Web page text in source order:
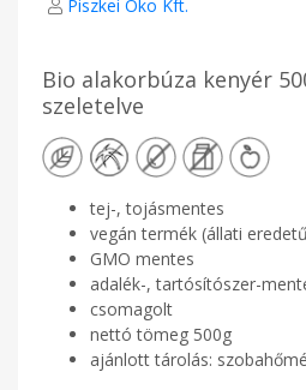
Piszkei Öko Kft.
Bio alakorbúza kenyér
szeletelve
tej-, tojásmentes
vegán termék (állati
GMO mentes
adalék-, tartósítószer-
csomagolt
nettó tömeg 500g
ajánlott tárolás: